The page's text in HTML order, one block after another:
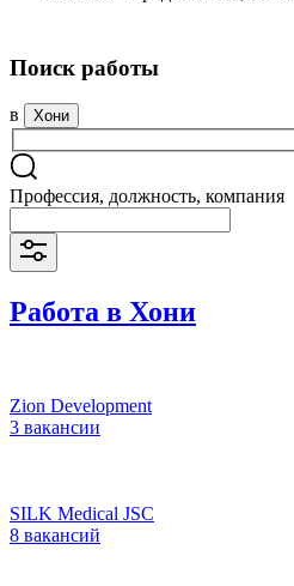
Поиск работы
в Хони
Профессия, должность, компания
Работа в Хони
Zion Development
3 вакансии
SILK Medical JSC
8 вакансий